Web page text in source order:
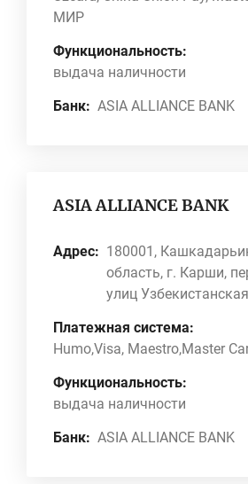
МИР
Функциональность:
выдача наличности
Банк: ASIA ALLIANCE BANK
ASIA ALLIANCE BANK
Адрес: 180001,
область, г. Карши,
улиц
Платежная система:
Humo,Visa, Maestro,Master
Функциональность:
выдача наличности
Банк: ASIA ALLIANCE BANK